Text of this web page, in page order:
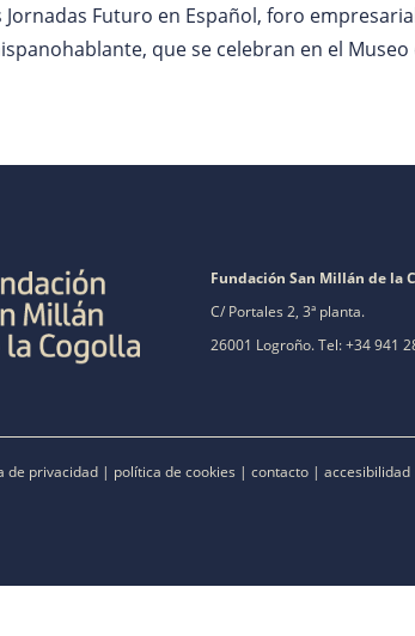
Jornadas Futuro en Español, foro
que se celebran en el
Fundación San Millán de la
C/ Portales 2, 3ª planta.
26001 Logroño. Tel: +34 941
de privacidad | política de cookies |contacto |accesibilidad